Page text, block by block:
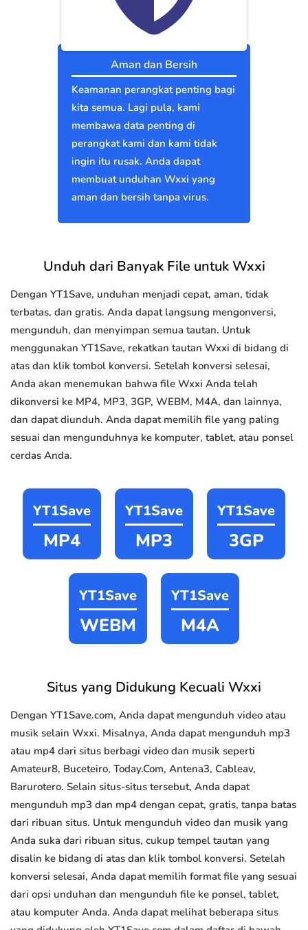
Aman dan Bersih
Keamanan perangkat penting bagi
kita semua. Lagi pula, kami
membawa data penting di
perangkat kami dan kami tidak
ingin itu rusak. Anda dapat
membuat unduhan Wxxi yang
aman dan bersih tanpa virus.
Unduh dari Banyak File untuk Wxxi
Dengan YT1Save, unduhan menjadi cepat, aman, tidak
terbatas, dan gratis. Anda dapat langsung mengonversi,
mengunduh, dan menyimpan semua tautan. Untuk
menggunakan YT1Save, rekatkan tautan Wxxi di bidang di
atas dan klik tombol konversi. Setelah konversi selesai,
Anda akan menemukan bahwa file Wxxi Anda telah
dikonversi ke MP4, MP3, 3GP, WEBM, M4A, dan lainnya,
dan dapat diunduh. Anda dapat memilih file yang paling
sesuai dan mengunduhnya ke komputer, tablet, atau ponsel
cerdas Anda.
YT1Save
MP4
YT1Save
MP3
YT1Save
3GP
YT1Save
WEBM
YT1Save
M4A
Situs yang Didukung Kecuali Wxxi
Dengan YT1Save.com, Anda dapat mengunduh video atau
musik selain Wxxi. Misalnya, Anda dapat mengunduh mp3
atau mp4 dari situs berbagi video dan musik seperti
Amateur8, Buceteiro, Today.Com, Antena3, Cableav,
Barurotero. Selain situs-situs tersebut, Anda dapat
mengunduh mp3 dan mp4 dengan cepat, gratis, tanpa batas
dari ribuan situs. Untuk mengunduh video dan musik yang
Anda suka dari ribuan situs, cukup tempel tautan yang
disalin ke bidang di atas dan klik tombol konversi. Setelah
konversi selesai, Anda dapat memilih format file yang sesuai
dari opsi unduhan dan mengunduh file ke ponsel, tablet,
atau komputer Anda. Anda dapat melihat beberapa situs